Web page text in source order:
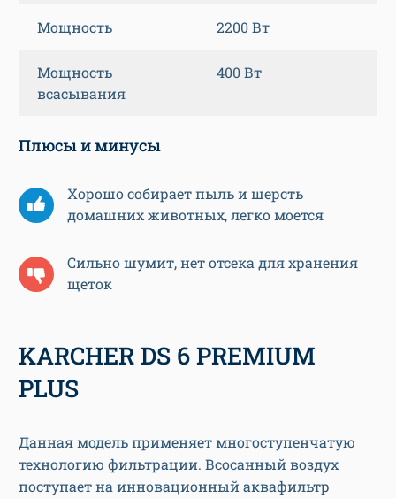
Мощность 2200 Вт
Мощность
всасывания
400 Вт
Плюсы и минусы
Хорошо собирает пыль и шерсть
домашних животных, легко моется
Сильно шумит, нет отсека для хранения
щеток
KARCHER DS 6 PREMIUM
PLUS
Данная модель применяет многоступенчатую
технологию фильтрации. Всосанный воздух
поступает на инновационный аквафильтр